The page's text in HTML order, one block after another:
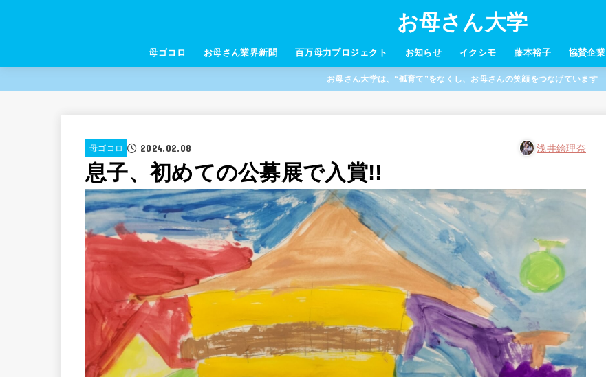
お母さん大学
母ゴコロ お母さん業界新聞 百万母力プロジェクト お知らせ イクシモ 藤本裕子 協賛企業
お母さん大学は、“孤育て”をなくし、お母さんの笑顔をつなげています
母ゴコロ 2024.02.08 浅井絵理奈
息子、初めての公募展で入賞!!